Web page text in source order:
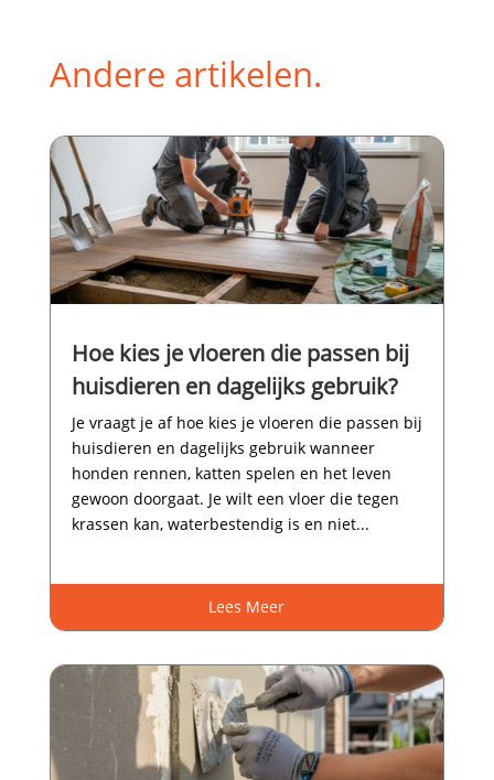
Andere artikelen.
Hoe kies je vloeren die passen bij
huisdieren en dagelijks gebruik?
Je vraagt je af hoe kies je vloeren die passen bij
huisdieren en dagelijks gebruik wanneer
honden rennen, katten spelen en het leven
gewoon doorgaat.​ Je wilt een vloer die tegen
krassen kan, waterbestendig is en niet...
Lees Meer